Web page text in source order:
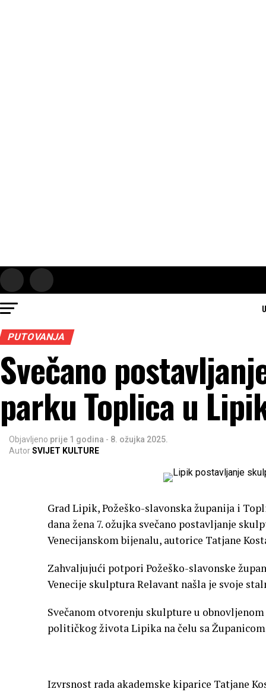
PUTOVANJA
Svečano
parku Toplica u
Objavljeno prije 1 godina - 8. ožujka 2025.
AutorSVIJET KULTURE
Grad Lipik, Požeško-slavonska županija i
dana žena 7. ožujka svečano postavljanje
Venecijanskom bijenalu, autorice Tatjane
Zahvaljujući potpori Požeško-slavonske
Venecije skulptura Relavant našla je svoje
Svečanom otvorenju skulpture u
političkog života Lipika na čelu sa
Izvrsnost rada akademske kiparice Tatjane